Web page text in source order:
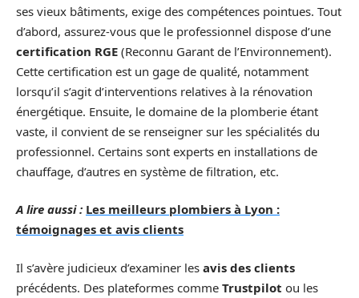
ses vieux bâtiments, exige des compétences pointues. Tout
d’abord, assurez-vous que le professionnel dispose d’une
certification RGE (Reconnu Garant de l’Environnement).
Cette certification est un gage de qualité, notamment
lorsqu’il s’agit d’interventions relatives à la rénovation
énergétique. Ensuite, le domaine de la plomberie étant
vaste, il convient de se renseigner sur les spécialités du
professionnel. Certains sont experts en installations de
chauffage, d’autres en système de filtration, etc.
A lire aussi : Les meilleurs plombiers à Lyon :
témoignages et avis clients
Il s’avère judicieux d’examiner les avis des clients
précédents. Des plateformes comme Trustpilot ou les